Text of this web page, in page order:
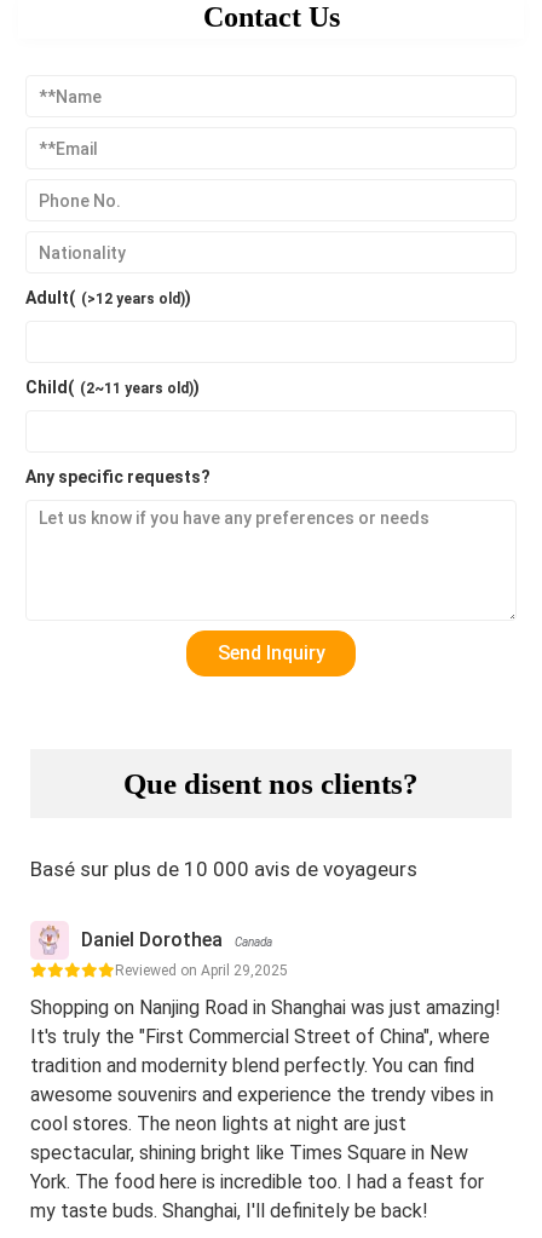
Contact Us
Adult( (>12 years old))
Child( (2~11 years old))
Any specific requests?
Que disent nos clients?
Basé sur plus de 10 000 avis de voyageurs
Daniel Dorothea Canada
Reviewed on April 29,2025
Shopping on Nanjing Road in Shanghai was just amazing!
It's truly the "First Commercial Street of China", where
tradition and modernity blend perfectly. You can find
awesome souvenirs and experience the trendy vibes in
cool stores. The neon lights at night are just
spectacular, shining bright like Times Square in New
York. The food here is incredible too. I had a feast for
my taste buds. Shanghai, I'll definitely be back!